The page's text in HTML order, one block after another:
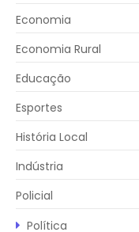
Economia
Economia Rural
Educação
Esportes
História Local
Indústria
Policial
Política